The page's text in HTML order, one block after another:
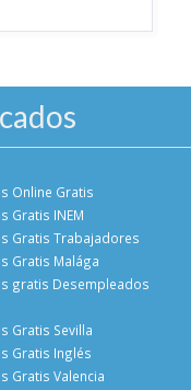
Online Gratis
Gratis INEM
Gratis Trabajadores
Gratis Malága
gratis Desempleados
Gratis Sevilla
Gratis Inglés
Gratis Valencia